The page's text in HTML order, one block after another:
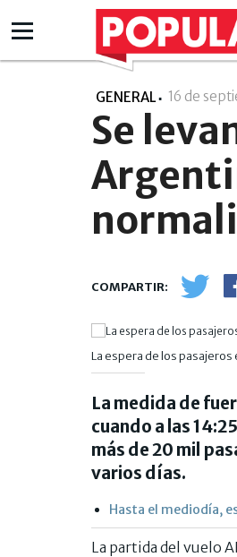
GENERAL 16 de
Se
La espera de los
La medida de
cuando a las
más de 20 mil
varios días.
Hasta el mediodía,
La partida del vuelo